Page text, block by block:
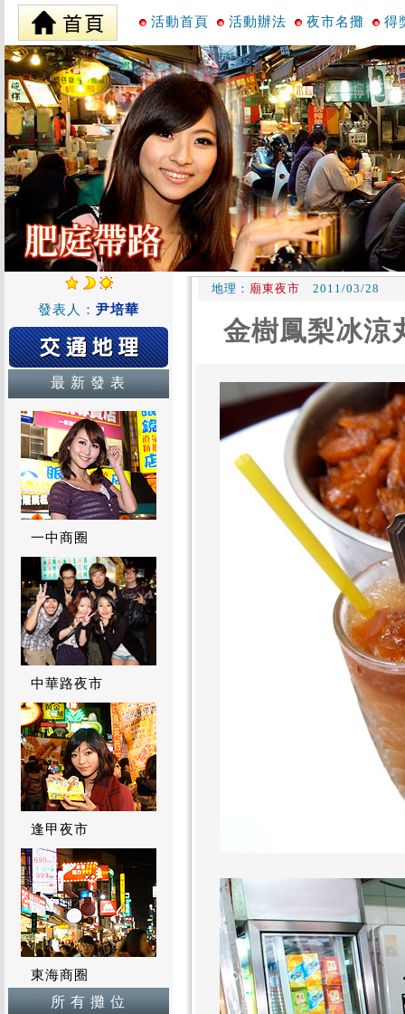
活動首頁 活動辦法 夜市名攤 得
發表人： 尹培華
最 新 發 表
一中商圈
中華路夜市
逢甲夜市
東海商圈
所 有 攤 位
地理： 廟東夜市 2011/03/28
金樹鳳梨冰涼